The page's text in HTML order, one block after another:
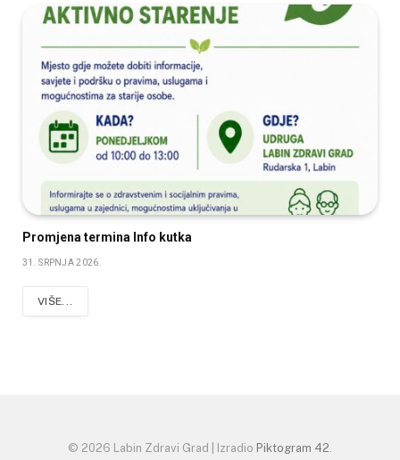
Promjena termina Info kutka
31. SRPNJA 2026.
VIŠE...
© 2026 Labin Zdravi Grad | Izradio Piktogram 42.